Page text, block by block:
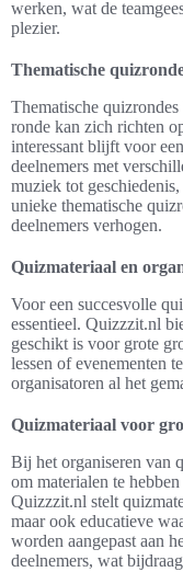
werken, wat de
plezier.
Thematische
Thematische
ronde kan zich richten
interessant blijft voor
deelnemers met
muziek tot
unieke thematische
deelnemers verhogen.
Quizmateriaal en
Voor een succesvolle
essentieel. Quizzzit.nl
geschikt is voor grote
lessen of evenementen
organisatoren al het
Quizmateriaal voor
Bij het organiseren van
om materialen te
Quizzzit.nl stelt
maar ook educatieve
worden aangepast aan
deelnemers, wat